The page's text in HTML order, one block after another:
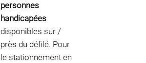
personnes
handicapées
disponibles sur /
près du défilé. Pour
le stationnement en